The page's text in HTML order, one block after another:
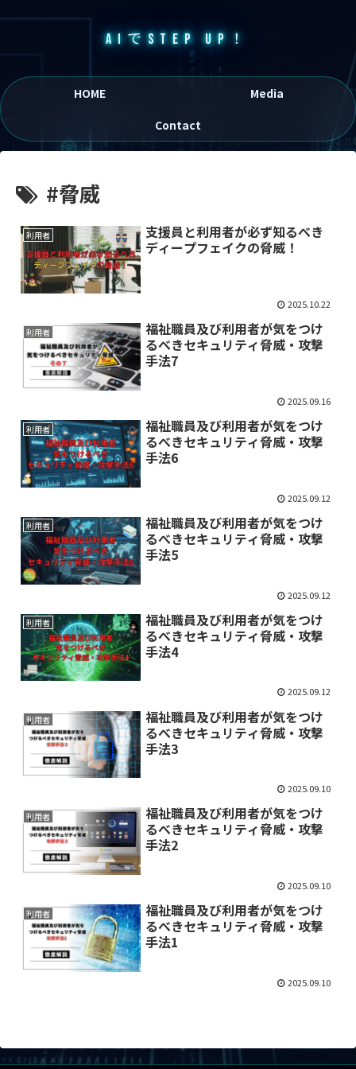
AIでSTEP UP！
HOME
Media
Contact
#脅威
利用者
支援員と利用者が必ず知るべき
ディープフェイクの脅威！
2025.10.22
利用者
福祉職員及び利用者が気をつけ
るべきセキュリティ脅威・攻撃
手法7
2025.09.16
利用者
福祉職員及び利用者が気をつけ
るべきセキュリティ脅威・攻撃
手法6
2025.09.12
利用者
福祉職員及び利用者が気をつけ
るべきセキュリティ脅威・攻撃
手法5
2025.09.12
利用者
福祉職員及び利用者が気をつけ
るべきセキュリティ脅威・攻撃
手法4
2025.09.12
利用者
福祉職員及び利用者が気をつけ
るべきセキュリティ脅威・攻撃
手法3
2025.09.10
利用者
福祉職員及び利用者が気をつけ
るべきセキュリティ脅威・攻撃
手法2
2025.09.10
利用者
福祉職員及び利用者が気をつけ
るべきセキュリティ脅威・攻撃
手法1
2025.09.10